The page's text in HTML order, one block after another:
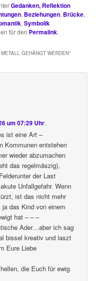
Gedanken, Reflektion
, Beziehungen, Brücke,
,Symbolik
für den Permalink.
GEHÄNGT WERDEN“
um 07:29 Uhr:
ist eine Art –
Kommunen entstehen
wieder abzumachen
das regelmäszig),
der Last
Unfallgefahr. Wenn
ist das nicht mehr
das Kind von einem
hat – – –
Ader…aber ich sag
bissel kreativ und laszt
Eure Liebe
die Euch für ewig